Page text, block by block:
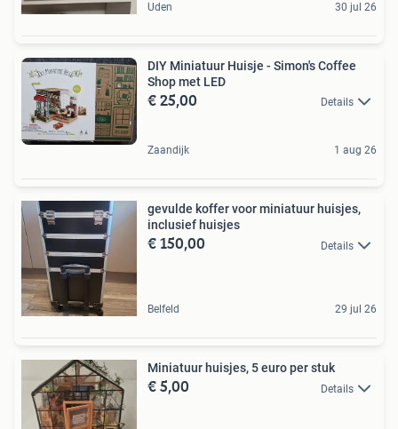
Uden 30 jul 26
DIY Miniatuur Huisje - Simon's Coffee
Shop met LED
€ 25,00 Details
Zaandijk 1 aug 26
gevulde koffer voor miniatuur huisjes,
inclusief huisjes
€ 150,00 Details
Belfeld 29 jul 26
Miniatuur huisjes, 5 euro per stuk
€ 5,00 Details